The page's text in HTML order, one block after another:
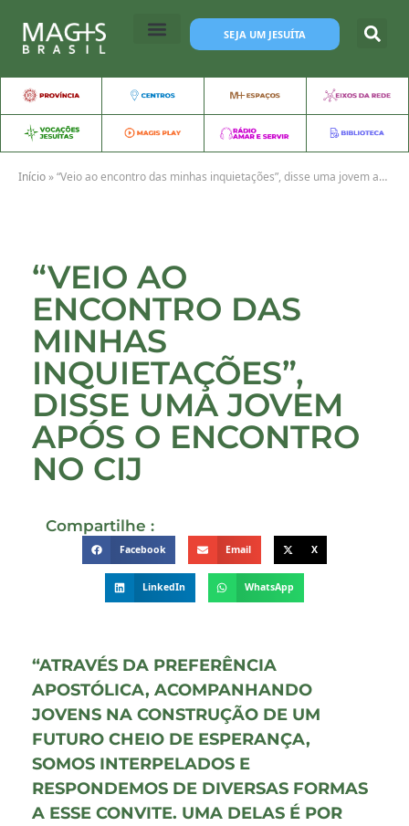
SEJA UM JESUÍTA
Início »“Veio ao encontro das minhas inquietações”, disse uma jovem após o encontro no CIJ
“VEIO AO
ENCONTRO DAS
MINHAS
INQUIETAÇÕES”,
DISSE UMA JOVEM
APÓS O ENCONTRO
NO CIJ
Compartilhe :
Facebook Email X
LinkedIn WhatsApp
“ATRAVÉS DA PREFERÊNCIA
APOSTÓLICA, ACOMPANHANDO
JOVENS NA CONSTRUÇÃO DE UM
FUTURO CHEIO DE ESPERANÇA,
SOMOS INTERPELADOS E
RESPONDEMOS DE DIVERSAS FORMAS
A ESSE CONVITE. UMA DELAS É POR